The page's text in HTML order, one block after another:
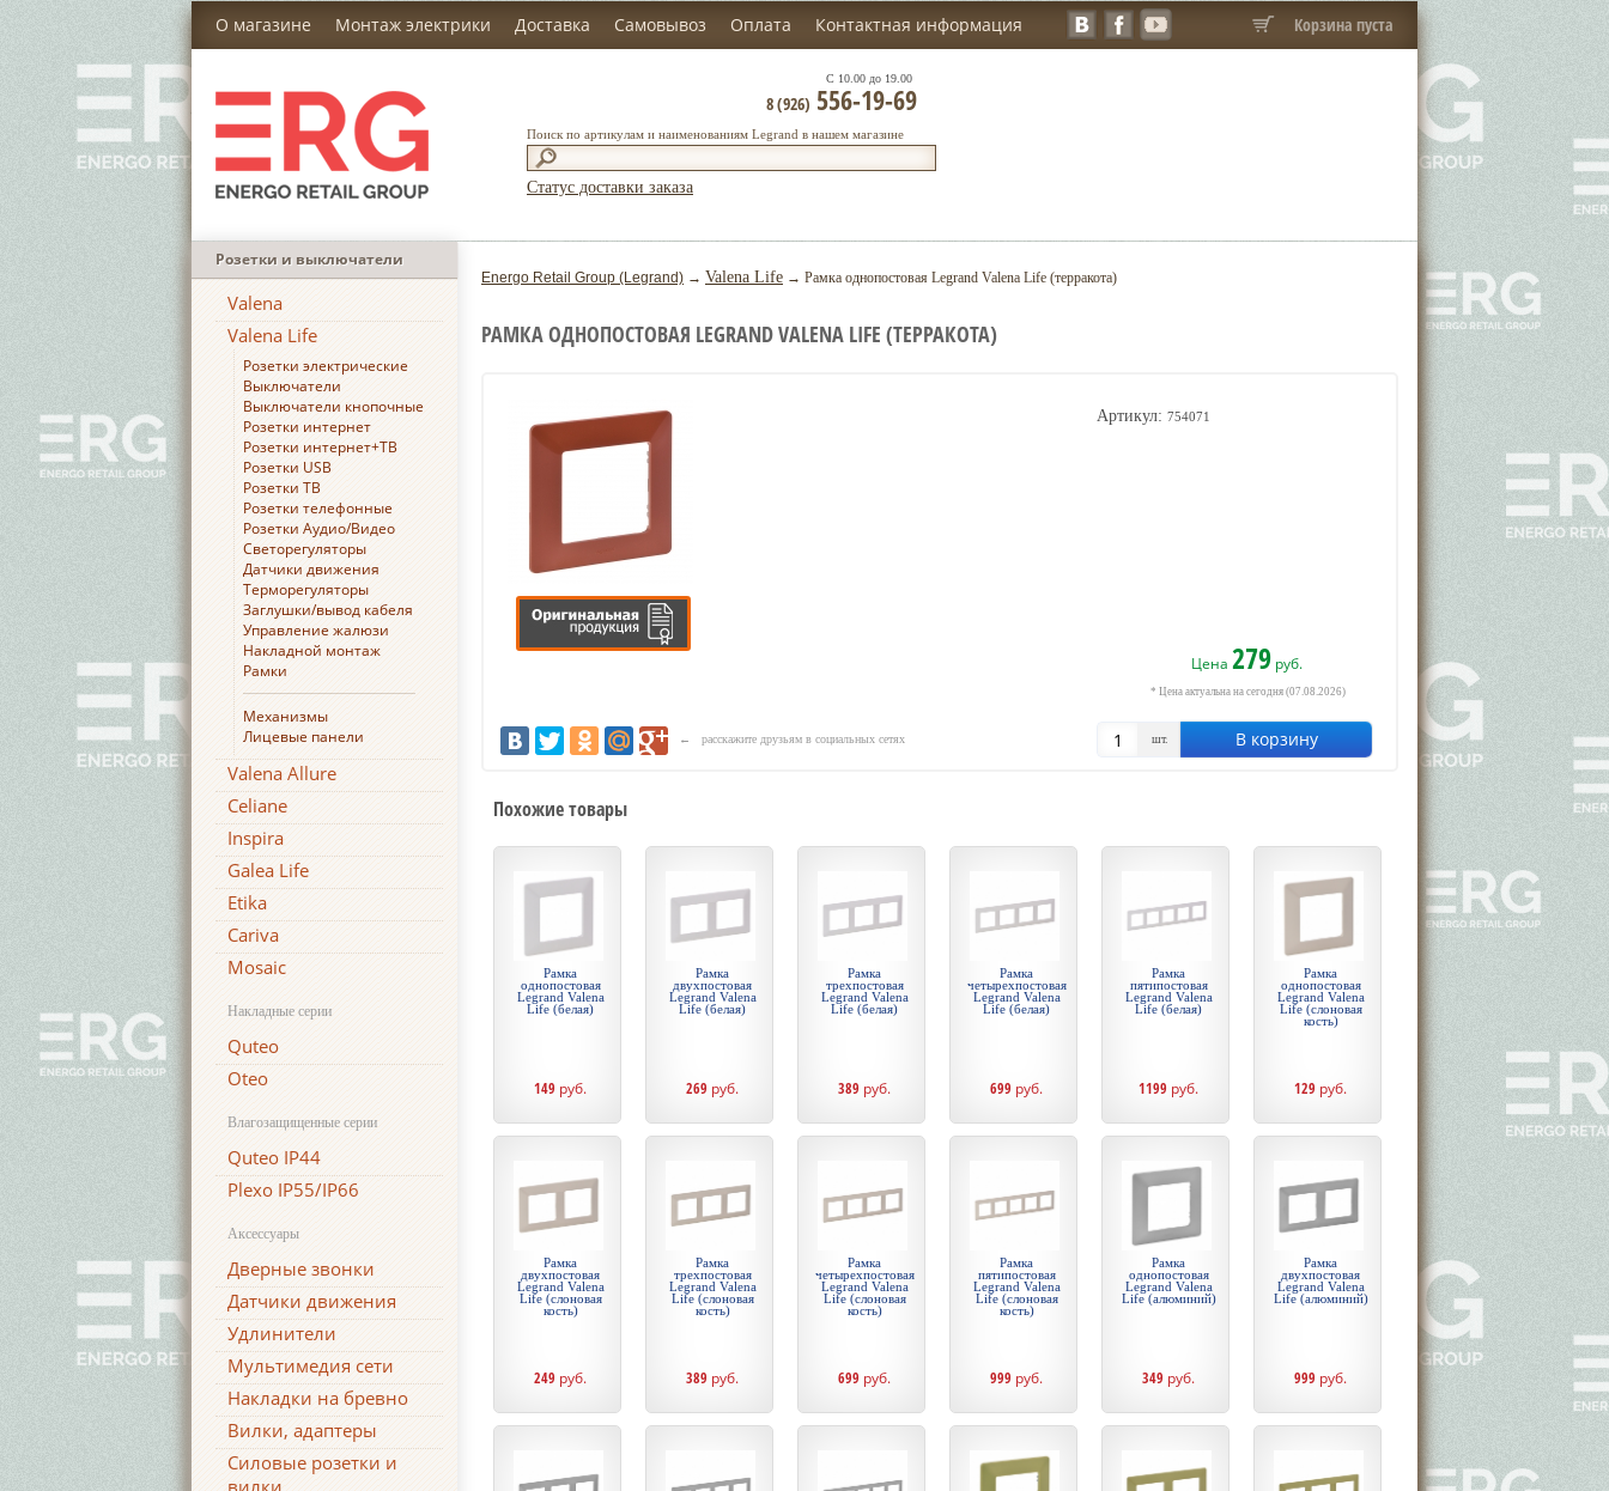
О магазине Монтаж электрики Доставка Самовывоз Оплата Контактная информация Корзина пуста
Поиск по артикулам и наименованиям Legrand в нашем магазине
С 10.00 до 19.00
8 (926) 556-19-69
Статус доставки заказа
Розетки и выключатели
Valena
Valena Life
Розетки электрические
Выключатели
Выключатели кнопочные
Розетки интернет
Розетки интернет+ТВ
Розетки USB
Розетки ТВ
Розетки телефонные
Розетки Аудио/Видео
Светорегуляторы
Датчики движения
Терморегуляторы
Заглушки/вывод кабеля
Управление жалюзи
Накладной монтаж
Рамки
Механизмы
Лицевые панели
Valena Allure
Celiane
Inspira
Galea Life
Etika
Cariva
Mosaic
Накладные серии
Quteo
Oteo
Влагозащищенные серии
Quteo IP44
Plexo IP55/IP66
Аксессуары
Дверные звонки
Датчики движения
Удлинители
Мультимедия сети
Накладки на бревно
Вилки, адаптеры
Силовые розетки и
вилки
Energo Retail Group (Legrand) → Valena Life → Рамка однопостовая Legrand Valena Life (терракота)
РАМКА ОДНОПОСТОВАЯ LEGRAND VALENA LIFE (ТЕРРАКОТА)
Артикул: 754071
Цена 279руб.
* Цена актуальна на сегодня (07.08.2026)
шт. В корзину
← расскажите друзьям в социальных сетях
Похожие товары
Рамка
однопостовая
Legrand Valena
Life (белая)
149 руб.
Рамка
двухпостовая
Legrand Valena
Life (белая)
269 руб.
Рамка
трехпостовая
Legrand Valena
Life (белая)
389 руб.
Рамка
четырехпостовая
Legrand Valena
Life (белая)
699 руб.
Рамка
пятипостовая
Legrand Valena
Life (белая)
1199 руб.
Рамка
однопостовая
Legrand Valena
Life (слоновая
кость)
129 руб.
Рамка
двухпостовая
Legrand Valena
Life (слоновая
кость)
249 руб.
Рамка
трехпостовая
Legrand Valena
Life (слоновая
кость)
389 руб.
Рамка
четырехпостовая
Legrand Valena
Life (слоновая
кость)
699 руб.
Рамка
пятипостовая
Legrand Valena
Life (слоновая
кость)
999 руб.
Рамка
однопостовая
Legrand Valena
Life (алюминий)
349 руб.
Рамка
двухпостовая
Legrand Valena
Life (алюминий)
999 руб.